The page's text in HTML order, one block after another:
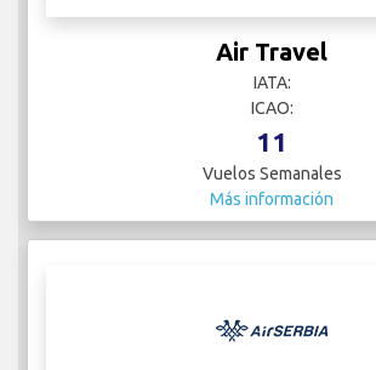
Air Travel
IATA:
ICAO:
11
Vuelos Semanales
Más información